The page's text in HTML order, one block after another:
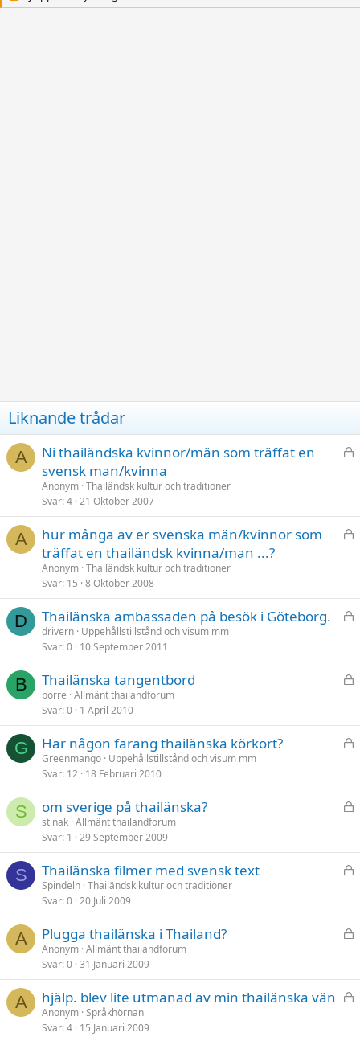
Liknande trådar
A
L
Ni thailändska kvinnor/män som träffat en
svensk man/kvinna
Anonym Thailändsk kultur och traditioner
Svar 4 21 Oktober 2007
A
L
hur många av er svenska män/kvinnor som
träffat en thailändsk kvinna/man ...?
Anonym Thailändsk kultur och traditioner
Svar 15 8 Oktober 2008
D
L
t
Thailänska ambassaden på besök i Göteborg.
drivern Uppehållstillstånd och visum mm
Svar 0 10 September 2011
B
L
t
Thailänska tangentbord
borre Allmänt thailandforum
Svar 0 1 April 2010
G
L
t
Har någon farang thailänska körkort?
Greenmango Uppehållstillstånd och visum mm
Svar 12 18 Februari 2010
S
L
t
om sverige på thailänska?
stinak Allmänt thailandforum
Svar 1 29 September 2009
S
L
t
Thailänska filmer med svensk text
Spindeln Thailändsk kultur och traditioner
Svar 0 20 Juli 2009
A
L
t
Plugga thailänska i Thailand?
Anonym Allmänt thailandforum
Svar 0 31 Januari 2009
A
L
hjälp. blev lite utmanad av min thailänska vän
Anonym Språkhörnan
Svar 4 15 Januari 2009